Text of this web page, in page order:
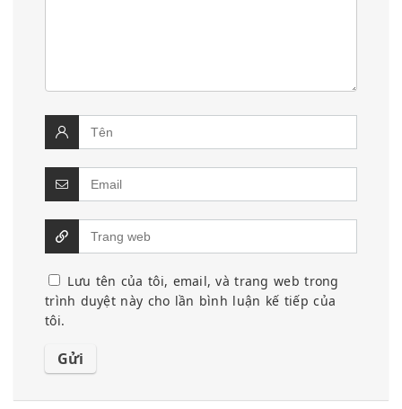
Lưu tên của tôi, email, và trang web trong
trình duyệt này cho lần bình luận kế tiếp của
tôi.